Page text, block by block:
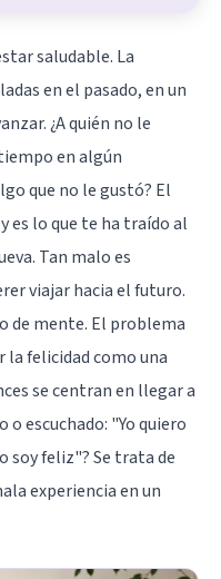
saludable. La
en el pasado, en un
¿A quién no le
en algún
que no le gustó? El
es lo que te ha traído al
Tan malo es
viajar hacia el futuro.
de mente. El problema
la felicidad como una
se centran en llegar a
o escuchado: "Yo quiero
soy feliz"? Se trata de
experiencia en un